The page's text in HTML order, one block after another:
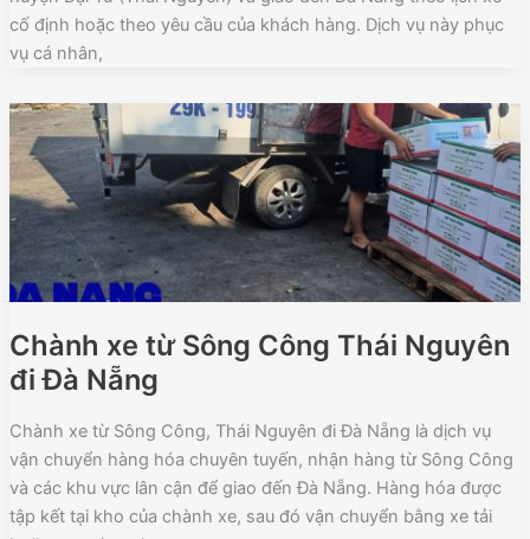
cố định hoặc theo yêu cầu của khách hàng. Dịch vụ này phục
vụ cá nhân,
Chành xe từ Sông Công Thái Nguyên
đi Đà Nẵng
Chành xe từ Sông Công, Thái Nguyên đi Đà Nẵng là dịch vụ
vận chuyển hàng hóa chuyên tuyến, nhận hàng từ Sông Công
và các khu vực lân cận để giao đến Đà Nẵng. Hàng hóa được
tập kết tại kho của chành xe, sau đó vận chuyển bằng xe tải